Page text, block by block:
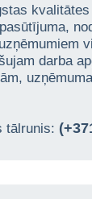
darba
tālrunis: